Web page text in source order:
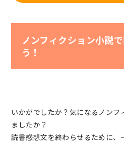
ノンフィクション小説
う！
いかがでしたか？気になるノンフ
ましたか？
読書感想文を終わらせるために、